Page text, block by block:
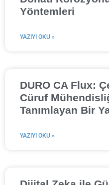
Yöntemleri
YAZIYI OKU »
DURO CA Flux:
Cüruf
Tanımlayan Bir
YAZIYI OKU »